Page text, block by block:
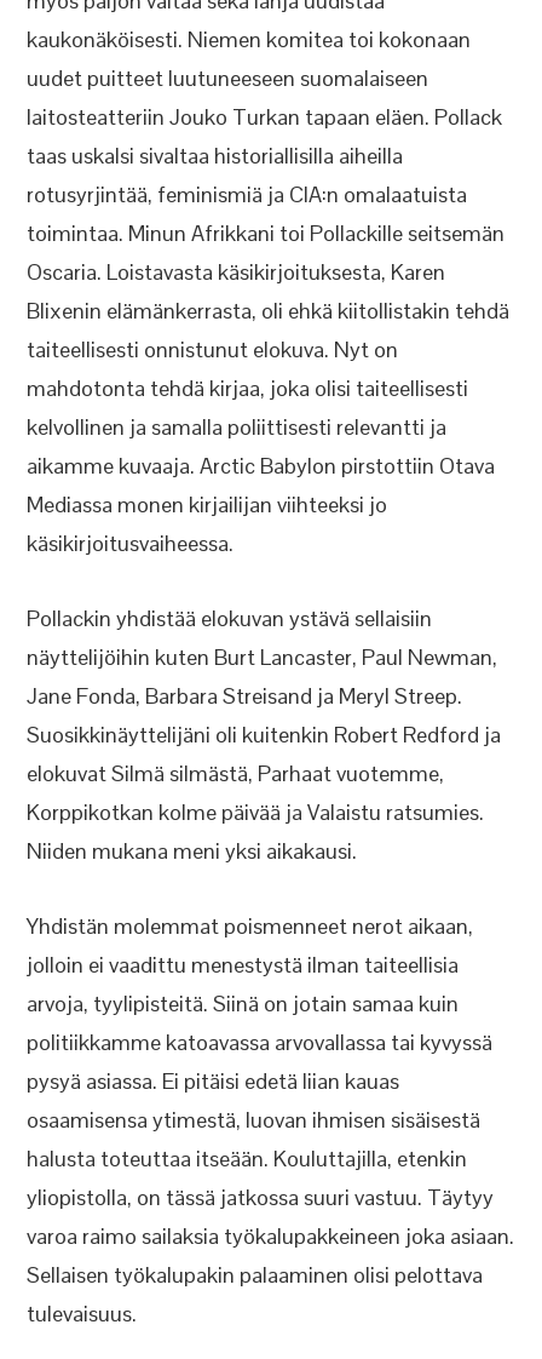
kaukonäköisesti. Niemen komitea toi kokonaan
uudet puitteet luutuneeseen suomalaiseen
laitosteatteriin Jouko Turkan tapaan eläen. Pollack
taas uskalsi sivaltaa historiallisilla aiheilla
rotusyrjintää, feminismiä ja CIA:n omalaatuista
toimintaa. Minun Afrikkani toi Pollackille seitsemän
Oscaria. Loistavasta käsikirjoituksesta, Karen
Blixenin elämänkerrasta, oli ehkä kiitollistakin tehdä
taiteellisesti onnistunut elokuva. Nyt on
mahdotonta tehdä kirjaa, joka olisi taiteellisesti
kelvollinen ja samalla poliittisesti relevantti ja
aikamme kuvaaja. Arctic Babylon pirstottiin Otava
Mediassa monen kirjailijan viihteeksi jo
käsikirjoitusvaiheessa.
Pollackin yhdistää elokuvan ystävä sellaisiin
näyttelijöihin kuten Burt Lancaster, Paul Newman,
Jane Fonda, Barbara Streisand ja Meryl Streep.
Suosikkinäyttelijäni oli kuitenkin Robert Redford ja
elokuvat Silmä silmästä, Parhaat vuotemme,
Korppikotkan kolme päivää ja Valaistu ratsumies.
Niiden mukana meni yksi aikakausi.
Yhdistän molemmat poismenneet nerot aikaan,
jolloin ei vaadittu menestystä ilman taiteellisia
arvoja, tyylipisteitä. Siinä on jotain samaa kuin
politiikkamme katoavassa arvovallassa tai kyvyssä
pysyä asiassa. Ei pitäisi edetä liian kauas
osaamisensa ytimestä, luovan ihmisen sisäisestä
halusta toteuttaa itseään. Kouluttajilla, etenkin
yliopistolla, on tässä jatkossa suuri vastuu. Täytyy
varoa raimo sailaksia työkalupakkeineen joka asiaan.
Sellaisen työkalupakin palaaminen olisi pelottava
tulevaisuus.